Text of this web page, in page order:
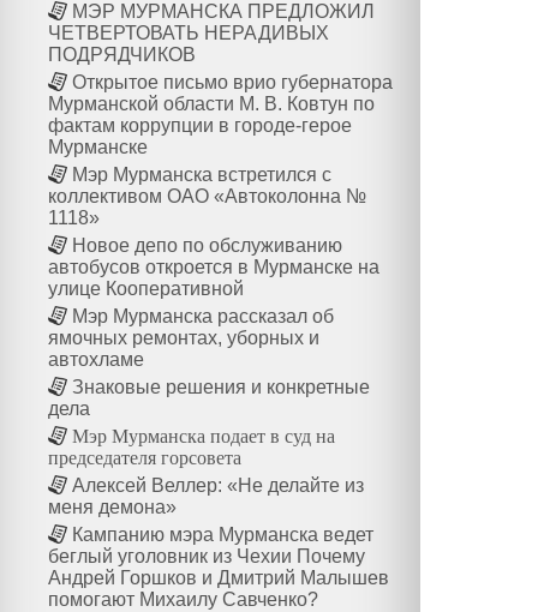
МЭР МУРМАНСКА ПРЕДЛОЖИЛ
ЧЕТВЕРТОВАТЬ НЕРАДИВЫХ
ПОДРЯДЧИКОВ
Открытое письмо врио губернатора
Мурманской области М. В. Ковтун по
фактам коррупции в городе-герое
Мурманске
Мэр Мурманска встретился с
коллективом ОАО «Автоколонна №
1118»
Новое депо по обслуживанию
автобусов откроется в Мурманске на
улице Кооперативной
Мэр Мурманска рассказал об
ямочных ремонтах, уборных и
автохламе
Знаковые решения и конкретные
дела
Мэр Мурманска подает в суд на
председателя горсовета
Алексей Веллер: «Не делайте из
меня демона»
Кампанию мэра Мурманска ведет
беглый уголовник из Чехии Почему
Андрей Горшков и Дмитрий Малышев
помогают Михаилу Савченко?